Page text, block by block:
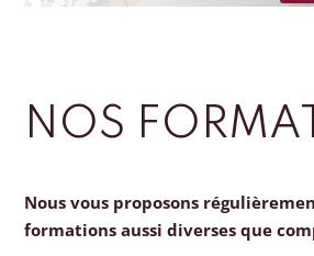
NOS
Nous vous proposons
formations aussi diverses que